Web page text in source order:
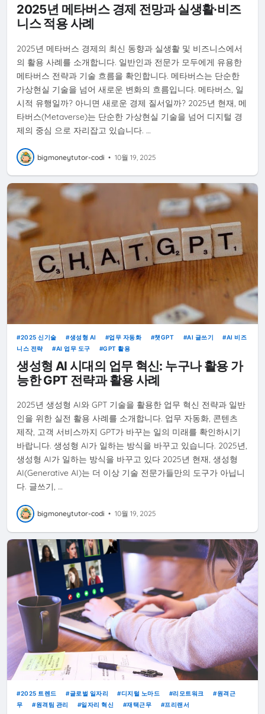
2025년 메타버스 경제 전망과 실생활·비즈
니스 적용 사례
2025년 메타버스 경제의 최신 동향과 실생활 및 비즈니스에서
의 활용 사례를 소개합니다. 일반인과 전문가 모두에게 유용한
메타버스 전략과 기술 흐름을 확인합니다. 메타버스는 단순한
가상현실 기술을 넘어 새로운 변화의 흐름입니다. 메타버스, 일
시적 유행일까? 아니면 새로운 경제 질서일까? 2025년 현재, 메
타버스(Metaverse)는 단순한 가상현실 기술을 넘어 디지털 경
제의 중심 으로 자리잡고 있습니다. …
bigmoneytutor-codi • 10월 19, 2025
2025 신기술 생성형 AI 업무 자동화 챗GPT AI 글쓰기
AI 비즈
니스 전략
AI 업무 도구 GPT 활용
생성형 AI 시대의 업무 혁신: 누구나 활용 가
능한 GPT 전략과 활용 사례
2025년 생성형 AI와 GPT 기술을 활용한 업무 혁신 전략과 일반
인을 위한 실전 활용 사례를 소개합니다. 업무 자동화, 콘텐츠
제작, 고객 서비스까지 GPT가 바꾸는 일의 미래를 확인하시기
바랍니다. 생성형 AI가 일하는 방식을 바꾸고 있습니다. 2025년,
생성형 AI가 일하는 방식을 바꾸고 있다 2025년 현재, 생성형
AI(Generative AI)는 더 이상 기술 전문가들만의 도구가 아닙니
다. 글쓰기, …
bigmoneytutor-codi • 10월 19, 2025
2025 트렌드 글로벌 일자리 디지털 노마드 리모트워크
원격근
무
원격팀 관리 일자리 혁신 재택근무 프리랜서